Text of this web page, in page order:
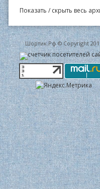
Показать / скрыть весь
Шортик.Рф © Copyright